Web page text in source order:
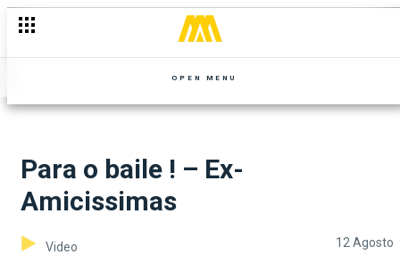
OPEN MENU
Para o baile ! – Ex-
Amicissimas
Video 12 Agosto